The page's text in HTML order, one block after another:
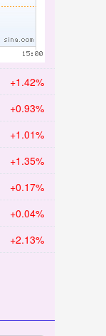
+1.42%
+0.93%
+1.01%
+1.35%
+0.17%
+0.04%
+2.13%